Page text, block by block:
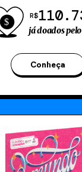
R$
já doados
Conheça